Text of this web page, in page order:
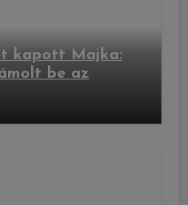
kapott Majka:
be az